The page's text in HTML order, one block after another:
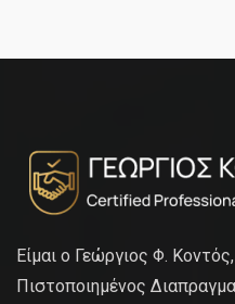
Είμαι ο Γεώργιος Φ.
Πιστοποιημένος